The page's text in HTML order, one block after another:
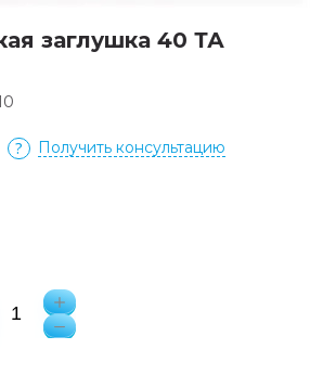
заглушка 40 ТА
Получить консультацию